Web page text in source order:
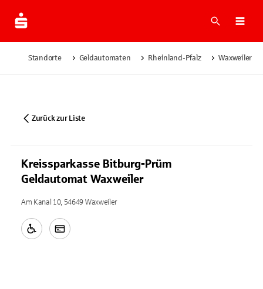
Suche
Standorte Geldautomaten Rheinland-Pfalz Waxweiler
Zurück zur Liste
Kreissparkasse Bitburg-Prüm
Geldautomat Waxweiler
Am Kanal 10, 54649 Waxweiler